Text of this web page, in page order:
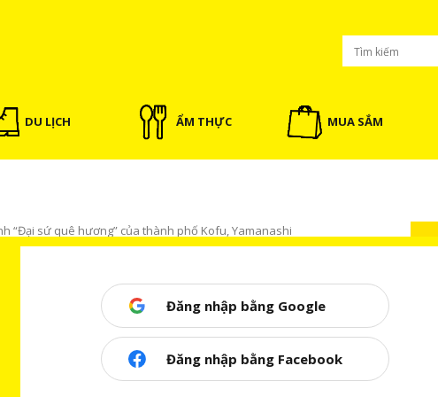
DU LỊCH ẨM THỰC MUA SẮM
“Đại sứ quê hương” của thành phố Kofu, Yamanashi
quê hương” của thành phố Kofu,
Đăng nhập bằng Google
Đăng nhập bằng Facebook